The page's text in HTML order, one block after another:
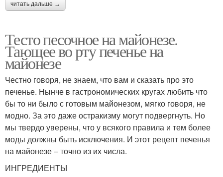
читать дальше →
Тесто песочное на майонезе.
Тающее во рту печенье на
майонезе
Честно говоря, не знаем, что вам и сказать про это
печенье. Нынче в гастрономических кругах любить что
бы то ни было с готовым майонезом, мягко говоря, не
модно. За это даже остракизму могут подвергнуть. Но
мы твердо уверены, что у всякого правила и тем более
моды должны быть исключения. И этот рецепт печенья
на майонезе – точно из их числа.
ИНГРЕДИЕНТЫ